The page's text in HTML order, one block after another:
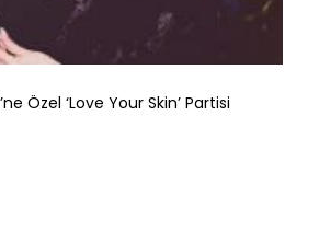
Özel ‘Love Your Skin’ Partisi